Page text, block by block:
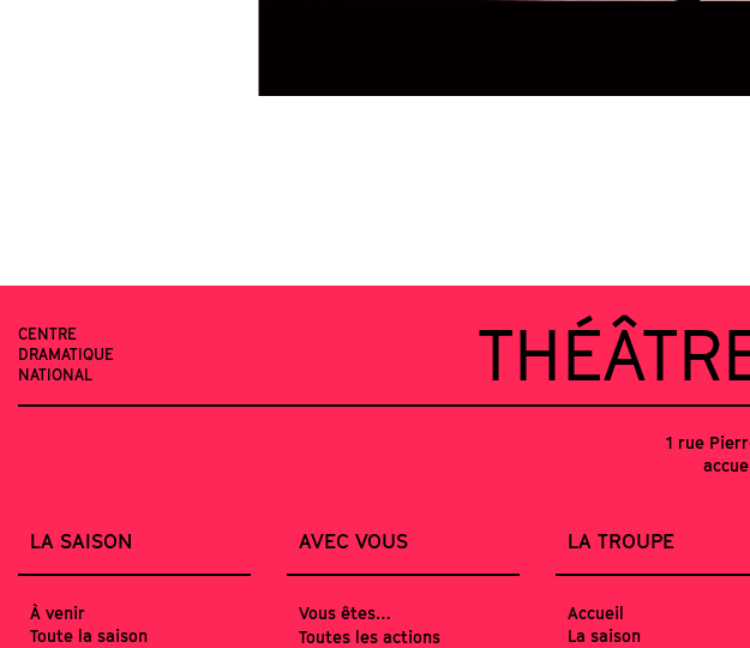
CENTRE
DRAMATIQUE
NATIONAL
1 rue
LA SAISON AVEC VOUS LA TROUPE
À venir
Toute la saison
Vous êtes…
Toutes les actions
Accueil
La saison